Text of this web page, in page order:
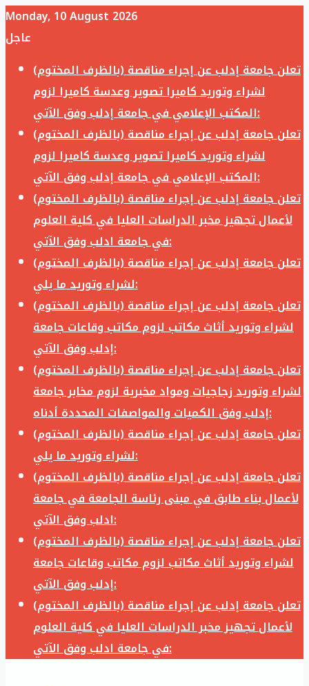
Monday, 10 August 2026
عاجل
تعلن جامعة إدلب عن إجراء مناقصة (بالظرف المختوم)
لشراء وتوريد كاميرا تصوير وعدسة كاميرا لزوم
المكتب الإعلامي في جامعة إدلب وفق الآتي:
تعلن جامعة إدلب عن إجراء مناقصة (بالظرف المختوم)
لشراء وتوريد كاميرا تصوير وعدسة كاميرا لزوم
المكتب الإعلامي في جامعة إدلب وفق الآتي:
تعلن جامعة إدلب عن إجراء مناقصة (بالظرف المختوم)
لأعمال تجهيز مخبر الدراسات العليا في كلية العلوم
في جامعة ادلب وفق الآتي:
تعلن جامعة إدلب عن إجراء مناقصة (بالظرف المختوم)
لشراء وتوريد ما يلي:
تعلن جامعة إدلب عن إجراء مناقصة (بالظرف المختوم)
لشراء وتوريد أثاث مكاتب لزوم مكاتب وقاعات جامعة
إدلب وفق الآتي:
تعلن جامعة إدلب عن إجراء مناقصة (بالظرف المختوم)
لشراء وتوريد زجاجيات ومواد مخبرية لزوم مخابر جامعة
إدلب وفق الكميات والمواصفات المحددة أدناه:
تعلن جامعة إدلب عن إجراء مناقصة (بالظرف المختوم)
لشراء وتوريد ما يلي:
تعلن جامعة إدلب عن إجراء مناقصة (بالظرف المختوم)
لأعمال بناء طابق في مبنى رئاسة الجامعة في جامعة
ادلب وفق الآتي:
تعلن جامعة إدلب عن إجراء مناقصة (بالظرف المختوم)
لشراء وتوريد أثاث مكاتب لزوم مكاتب وقاعات جامعة
إدلب وفق الآتي:
تعلن جامعة إدلب عن إجراء مناقصة (بالظرف المختوم)
لأعمال تجهيز مخبر الدراسات العليا في كلية العلوم
في جامعة ادلب وفق الآتي: